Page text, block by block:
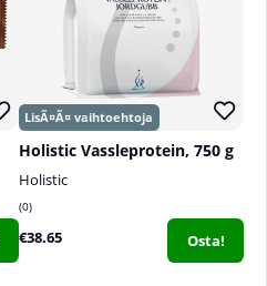
Holistic Vassleprotein, 750 g
Holistic
0
€38.65 Osta!